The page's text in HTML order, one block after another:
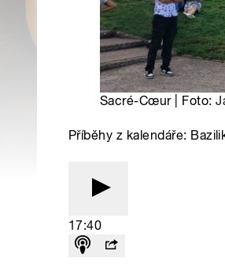
Sacré-Cœur | Foto:
Příběhy z kalendáře:
17:40